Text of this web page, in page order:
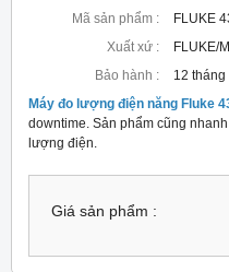
Mã sản phẩm :
FLUKE
Xuất xứ :
FLUKE/
Bảo hành :
12 tháng
Máy đo lượng điện năng Fluke
downtime. Sản phẩm cũng
lượng điện.
Giá sản phẩm :